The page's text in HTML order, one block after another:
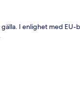
I enlighet med EU-